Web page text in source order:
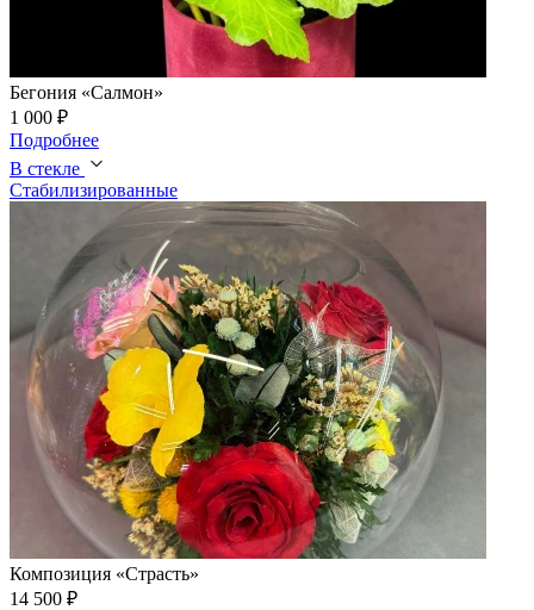
Бегония «Салмон»
1 000 ₽
Подробнее
В стекле
Стабилизированные
Композиция «Страсть»
14 500 ₽